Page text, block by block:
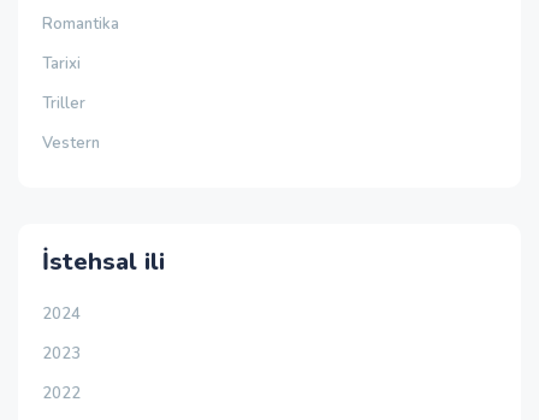
Romantika
Tarixi
Triller
Vestern
İstehsal ili
2024
2023
2022